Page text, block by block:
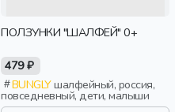
ПОЛЗУНКИ "ШАЛФЕЙ" 0+
479 ₽
BUNGLYшалфейный, россия,
повседневный, дети, малыши